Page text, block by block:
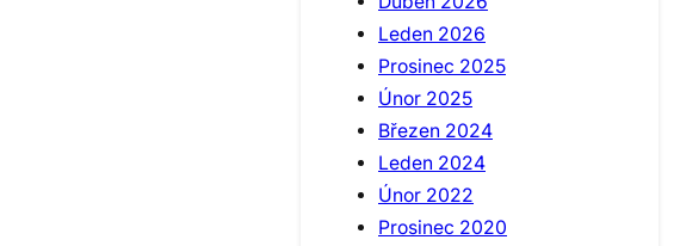
Leden 2026
Prosinec 2025
Únor 2025
Březen 2024
Leden 2024
Únor 2022
Prosinec 2020